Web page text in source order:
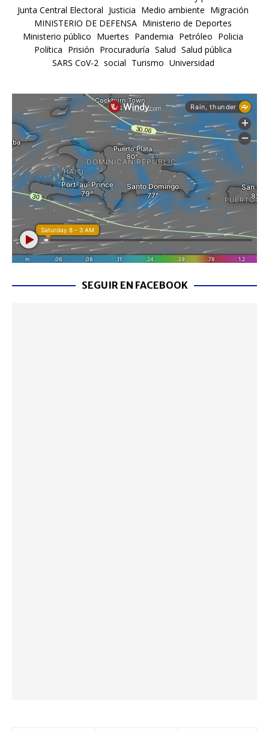
Junta Central Electoral Justicia Medio ambiente Migración
MINISTERIO DE DEFENSA Ministerio de Deportes
Ministerio público Muertes Pandemia Petróleo Policia
Política Prisión Procuraduría Salud Salud pública
SARS CoV-2 social Turismo Universidad
SEGUIR EN FACEBOOK